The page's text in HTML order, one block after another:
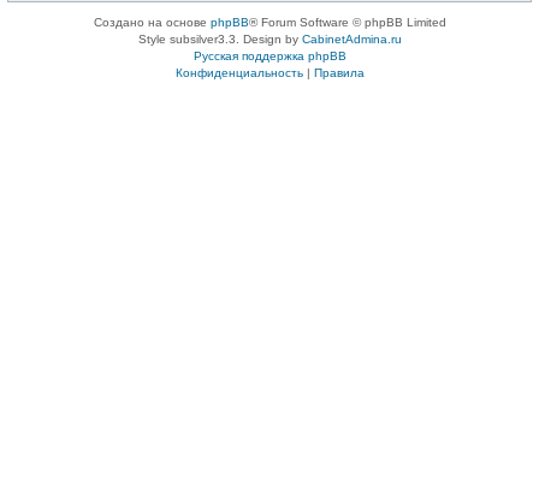
Создано на основе phpBB® Forum Software © phpBB Limited
Style subsilver3.3. Design by CabinetAdmina.ru
Русская поддержка phpBB
Конфиденциальность| Правила